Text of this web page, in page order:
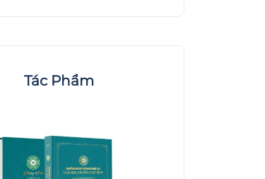
Tác Phẩm